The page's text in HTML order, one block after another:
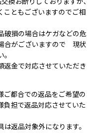
換お断りしておりますが、
こともございますのでご相
破損の場合はケガなどの危
合がございますので 現状
金で対応させていただき
ご都合での返品をご希望の
負担で返品対応させていた
返品対象外になります。